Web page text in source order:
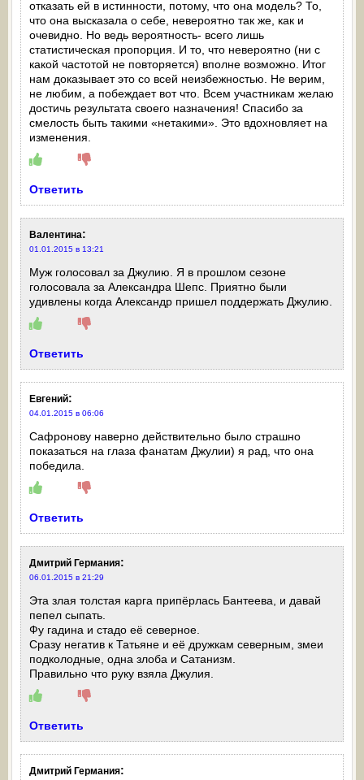
отказать ей в истинности, потому, что она модель? То,
что она высказала о себе, невероятно так же, как и
очевидно. Но ведь вероятность- всего лишь
статистическая пропорция. И то, что невероятно (ни с
какой частотой не повторяется) вполне возможно. Итог
нам доказывает это со всей неизбежностью. Не верим,
не любим, а побеждает вот что. Всем участникам желаю
достичь результата своего назначения! Спасибо за
смелость быть такими «нетакими». Это вдохновляет на
изменения.
Ответить
Валентина:
01.01.2015 в 13:21
Муж голосовал за Джулию. Я в прошлом сезоне
голосовала за Александра Шепс. Приятно были
удивлены когда Александр пришел поддержать Джулию.
Ответить
Евгений:
04.01.2015 в 06:06
Сафронову наверно действительно было страшно
показаться на глаза фанатам Джулии) я рад, что она
победила.
Ответить
Дмитрий Германия:
06.01.2015 в 21:29
Эта злая толстая карга припёрлась Бантеева, и давай
пепел сыпать.
Фу гадина и стадо её северное.
Сразу негатив к Татьяне и её дружкам северным, змеи
подколодные, одна злоба и Сатанизм.
Правильно что руку взяла Джулия.
Ответить
Дмитрий Германия: